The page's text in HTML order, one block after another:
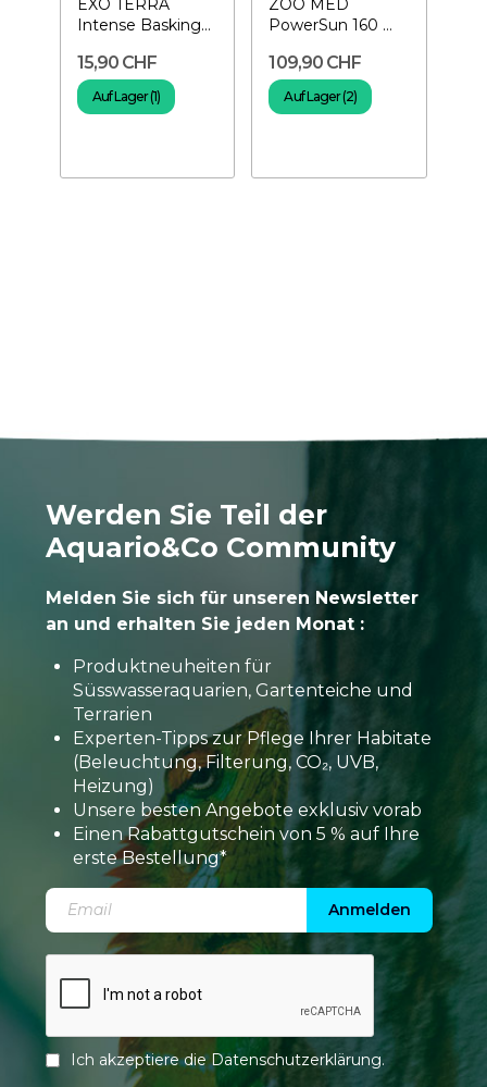
EXO TERRA
Intense Basking
Wärmespotlampe
15,90 CHF
Auf Lager (1)
ZOO MED
PowerSun 160 W
für Reptilien
109,90 CHF
Auf Lager (2)
Werden Sie Teil der
Aquario&Co Community
Melden Sie sich für unseren Newsletter
an und erhalten Sie jeden Monat :
Produktneuheiten für
Süsswasseraquarien, Gartenteiche und
Terrarien
Experten-Tipps zur Pflege Ihrer Habitate
(Beleuchtung, Filterung, CO₂, UVB,
Heizung)
Unsere besten Angebote exklusiv vorab
Einen Rabattgutschein von 5 % auf Ihre
erste Bestellung*
Anmelden
Ich akzeptiere dieDatenschutzerklärung.